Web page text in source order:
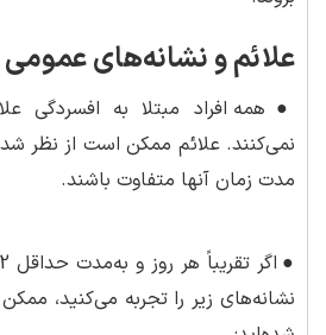
علائم و نشانه‌های عمومی
● همه افراد مبتلا به افسردگی
نمی‌کنند. علائم ممکن است از نظر
مدت زمان آنها متفاوت باشند.
●
نشانه‌های زیر را تجربه می‌کنید،